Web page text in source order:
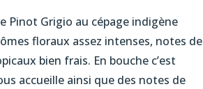
Pinot Grigio au cépage indigène
floraux assez intenses, notes de
bien frais. En bouche c’est
accueille ainsi que des notes de